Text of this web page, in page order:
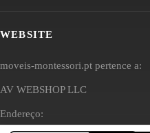
WEBSITE
moveis-montessori.pt pertence a:
AV WEBSHOP LLC
Endereço: